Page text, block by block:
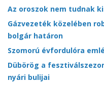
Az oroszok nem tudnak
Gázvezeték közelében
bolgár határon
Szomorú évfordulóra
Dübörög a
nyári bulijai